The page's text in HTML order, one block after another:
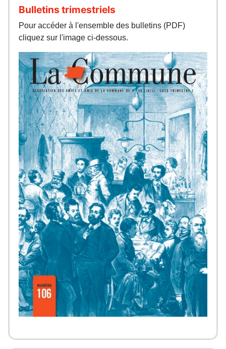
Bulletins trimestriels
Pour accéder à l'ensemble des bulletins (PDF)
cliquez sur l'image ci-dessous.